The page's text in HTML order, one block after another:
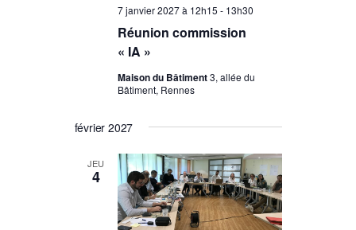
Réunion commission
« IA »
7 janvier 2027 à 12h15 - 13h30
Maison du Bâtiment3, allée du
Bâtiment, Rennes
février 2027
JEU
4